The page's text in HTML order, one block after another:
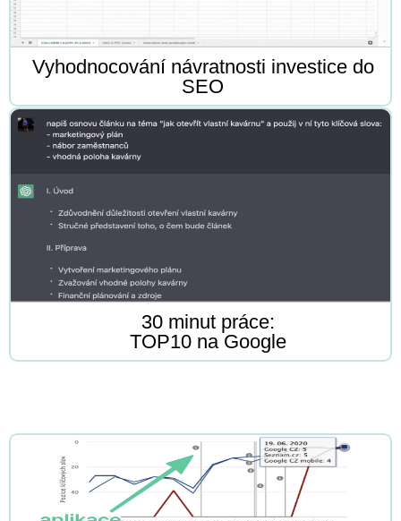
Vyhodnocování návratnosti investice do
SEO
30 minut práce:
TOP10 na Google